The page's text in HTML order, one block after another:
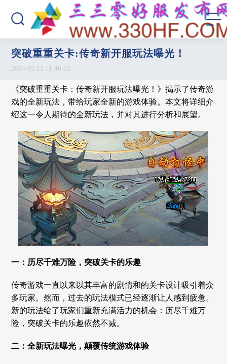
突破重重关卡:传奇新开服玩法曝光！
2024-05-23 11:46:02
《突破重重关卡：传奇新开服玩法曝光！》揭示了传奇游
戏的全新玩法，带给玩家全新的游戏体验。本文将详细介
绍这一令人期待的全新玩法，并对其进行分析和展望。
一：历尽千难万险，突破关卡的乐趣
传奇游戏一直以来以其丰富的剧情和的关卡设计吸引着众
多玩家。然而，过去的玩法模式已经逐渐让人感到疲惫。
新的玩法给了玩家们重新充满活力的机会：历尽千难万
险，突破关卡的乐趣依然不减。
二：全新玩法曝光，颠覆传统游戏体验